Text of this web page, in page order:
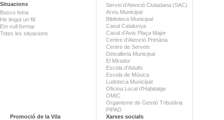
Situacions
Busco feina
He tingut un fill
Em vull formar
Totes les situacions
Servei d'Atenció Ciutadana (SAC)
Arxiu Municipal
Biblioteca Municipal
Casal Catalunya
Casal d'Avis Plaça Major
Centre d'Atenció Primària
Centre de Serveis
Deixalleria Municipal
El Mirador
Escola d'Adults
Escola de Música
Ludoteca Municipal
Oficina Local d'Habitatge
OMIC
Organisme de Gestió Tributària
PIPAD
Promoció de la Vila
Xarxes socials